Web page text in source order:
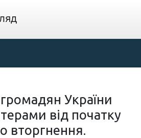
України
від початку
вторгнення.